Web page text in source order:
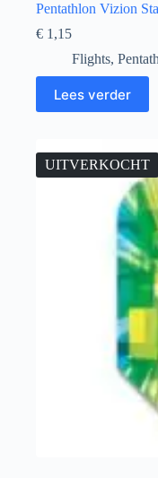
Pentathlon Vizion
€ 1,15
Flights,
Lees verder
UITVERKOCHT